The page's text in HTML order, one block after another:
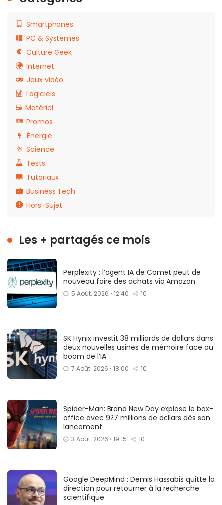
Smartphones
PC & Systèmes
Culture Geek
Internet
Jeux vidéo
Logiciels
Matériel
Promos
Énergie
Science
Tests
Tutoriaux
Business Tech
Hors-Sujet
Les + partagés ce mois
Perplexity : l’agent IA de Comet peut de
nouveau faire des achats via Amazon
5 Août. 2026 • 12:40 10
SK Hynix investit 38 milliards de dollars dans
deux nouvelles usines de mémoire face au
boom de l’IA
7 Août. 2026 • 18:00 10
Spider-Man: Brand New Day explose le box-
office avec 927 millions de dollars dès son
lancement
3 Août. 2026 • 19:15 10
Google DeepMind : Demis Hassabis quitte la
direction pour retourner à la recherche
scientifique